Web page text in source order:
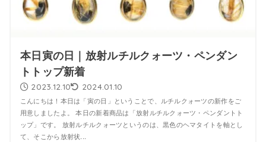
本日寅の日｜放射ルチルクォーツ・ペンダン
トトップ新着
2023.12.10 2024.01.10
こんにちは！本日は「寅の日」ということで、ルチルクォーツの新作をご
用意しましたよ。 本日の新着商品は「放射ルチルクォーツ・ペンダントト
ップ」です。 放射ルチルクォーツというのは、黒色のヘマタイトを軸とし
て、そこから放射状...